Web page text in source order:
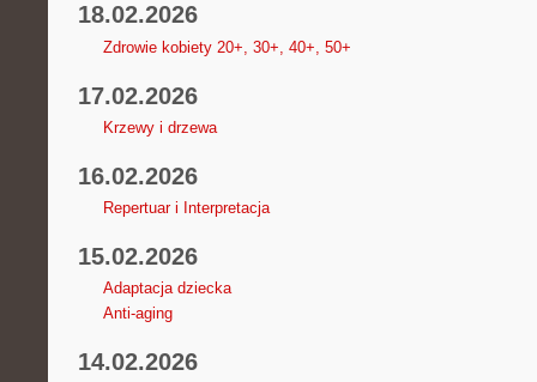
18.02.2026
Zdrowie kobiety 20+, 30+, 40+, 50+
17.02.2026
Krzewy i drzewa
16.02.2026
Repertuar i Interpretacja
15.02.2026
Adaptacja dziecka
Anti-aging
14.02.2026